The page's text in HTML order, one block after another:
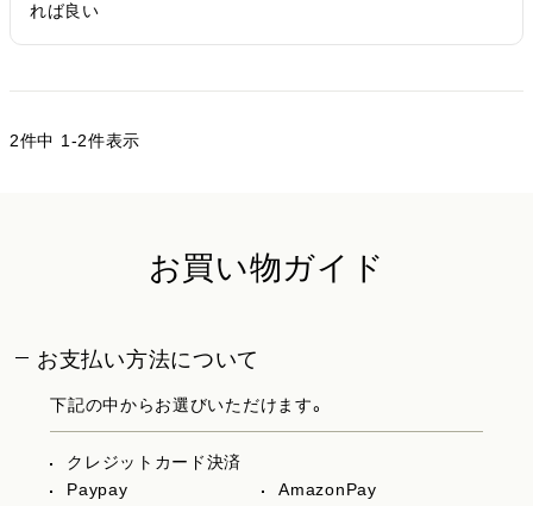
れば良い
2件中 1-2件表示
お買い物ガイド
お支払い方法について
下記の中からお選びいただけます。
クレジットカード決済
Paypay
AmazonPay